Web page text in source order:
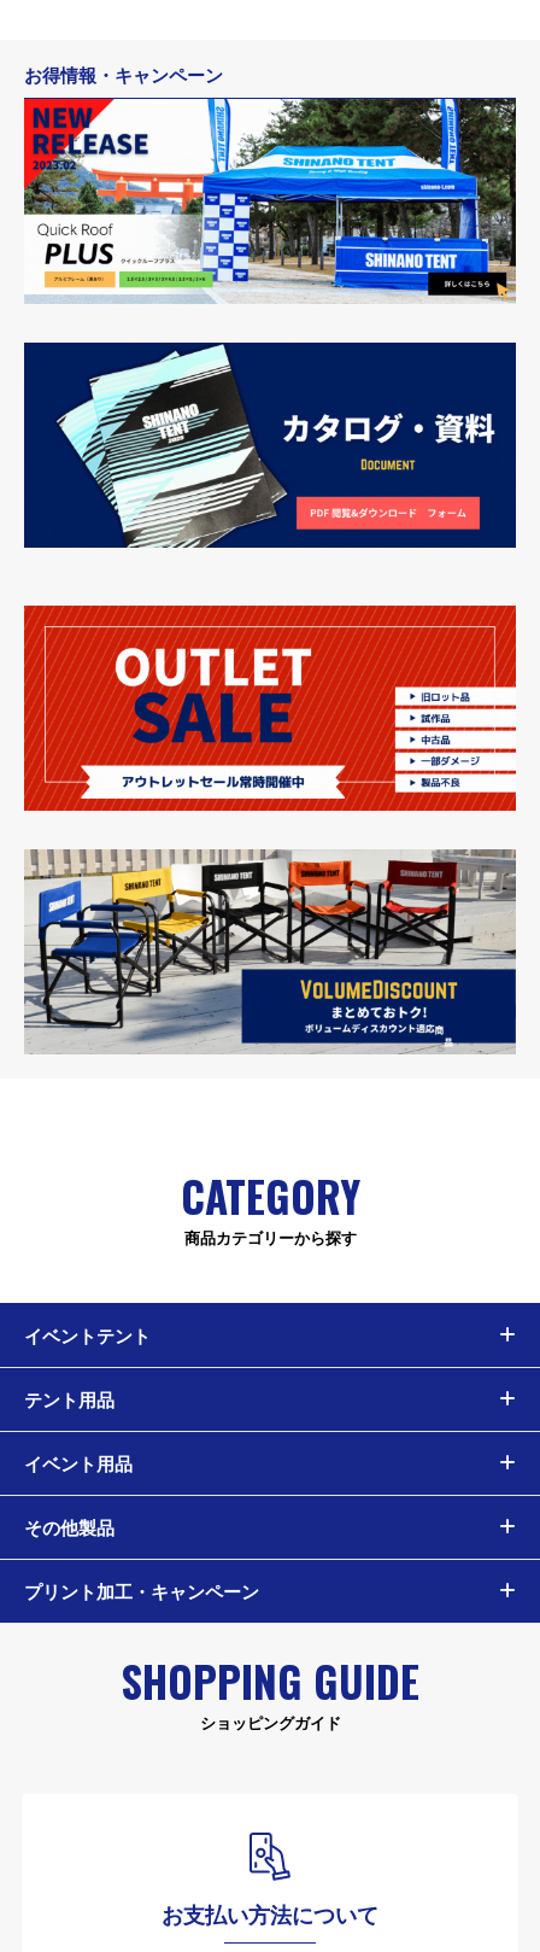
お得情報・キャンペーン
CATEGORY
商品カテゴリーから探す
イベントテント
テント用品
イベント用品
その他製品
プリント加工・キャンペーン
SHOPPING GUIDE
ショッピングガイド
お支払い方法について